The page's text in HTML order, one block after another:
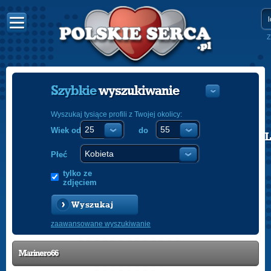
POLISH
Szybkiewyszukiwanie
Wyszukaj tysiące profili z Twojej okolicy:
Wiek od do
Płeć
tylko ze
zdjęciem
Wyszukaj
zaawansowane wyszukiwanie
Marinero66